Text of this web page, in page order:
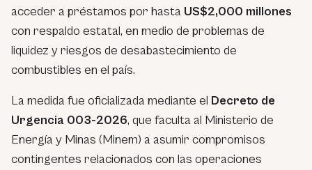
acceder a préstamos por hasta US$2,000 millones
con respaldo estatal, en medio de problemas de
liquidez y riesgos de desabastecimiento de
combustibles en el país.
La medida fue oficializada mediante el Decreto de
Urgencia 003-2026, que faculta al Ministerio de
Energía y Minas (Minem) a asumir compromisos
contingentes relacionados con las operaciones